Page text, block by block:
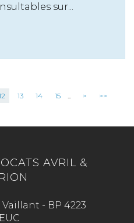
sur...
13 14 15 > >>
AVRIL &
- BP 4223